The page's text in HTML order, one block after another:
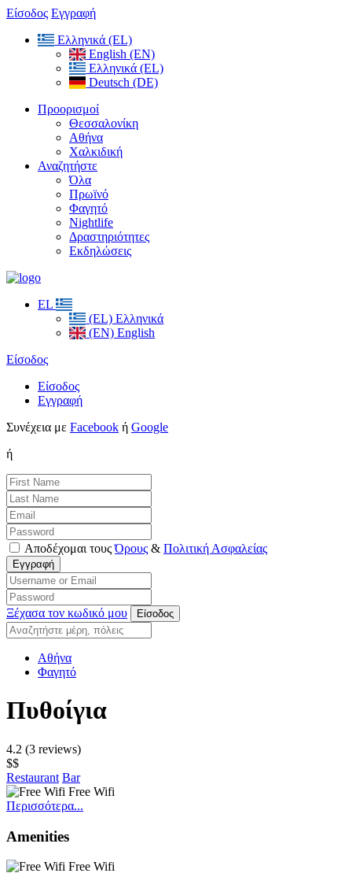
Είσοδος Εγγραφή
Ελληνικά (EL)
English (EN)
Ελληνικά (EL)
Deutsch (DE)
Προορισμοί
Θεσσαλονίκη
Αθήνα
Χαλκιδική
Αναζητήστε
Όλα
Πρωϊνό
Φαγητό
Nightlife
Δραστηριότητες
Εκδηλώσεις
EL
(EL) Ελληνικά
(EN) English
Είσοδος
Είσοδος
Εγγραφή
Συνέχεια με Facebook ή Google
ή
Αποδέχομαι τουςΌρους & Πολιτική Ασφαλείας
Ξέχασα τον κωδικό μου
Αθήνα
Φαγητό
Πυθοίγια
4.2 (3 reviews)
$$
Restaurant Bar
Free Wifi
Περισσότερα...
Amenities
Free Wifi